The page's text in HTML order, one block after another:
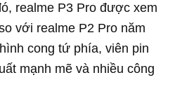
realme P3 Pro được xem
với realme P2 Pro năm
cong tứ phía, viên pin
mạnh mẽ và nhiều công